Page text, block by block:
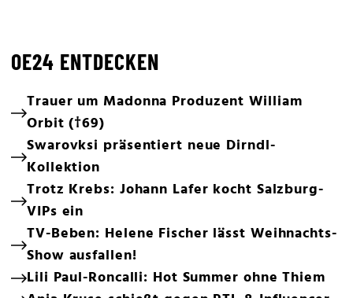
OE24 ENTDECKEN
Trauer um Madonna Produzent William
Orbit (†69)
Swarovksi präsentiert neue Dirndl-
Kollektion
Trotz Krebs: Johann Lafer kocht Salzburg-
VIPs ein
TV-Beben: Helene Fischer lässt Weihnachts-
Show ausfallen!
Lili Paul-Roncalli: Hot Summer ohne Thiem